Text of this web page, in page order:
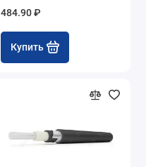
484.90 ₽
Купить